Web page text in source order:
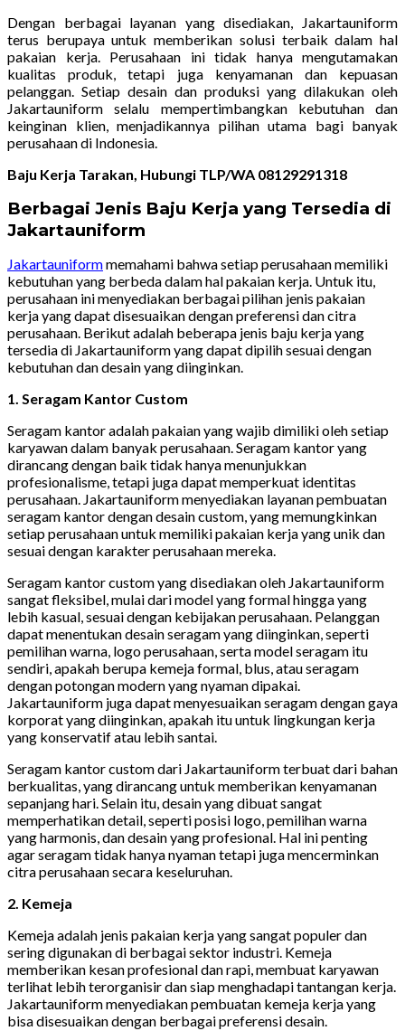
Dengan berbagai layanan yang disediakan, Jakartauniform
terus berupaya untuk memberikan solusi terbaik dalam hal
pakaian kerja. Perusahaan ini tidak hanya mengutamakan
kualitas produk, tetapi juga kenyamanan dan kepuasan
pelanggan. Setiap desain dan produksi yang dilakukan oleh
Jakartauniform selalu mempertimbangkan kebutuhan dan
keinginan klien, menjadikannya pilihan utama bagi banyak
perusahaan di Indonesia.
Baju Kerja Tarakan, Hubungi TLP/WA 08129291318
Berbagai Jenis Baju Kerja yang Tersedia di
Jakartauniform
Jakartauniformmemahami bahwa setiap perusahaan memiliki
kebutuhan yang berbeda dalam hal pakaian kerja. Untuk itu,
perusahaan ini menyediakan berbagai pilihan jenis pakaian
kerja yang dapat disesuaikan dengan preferensi dan citra
perusahaan. Berikut adalah beberapa jenis baju kerja yang
tersedia di Jakartauniform yang dapat dipilih sesuai dengan
kebutuhan dan desain yang diinginkan.
1. Seragam Kantor Custom
Seragam kantor adalah pakaian yang wajib dimiliki oleh setiap
karyawan dalam banyak perusahaan. Seragam kantor yang
dirancang dengan baik tidak hanya menunjukkan
profesionalisme, tetapi juga dapat memperkuat identitas
perusahaan. Jakartauniform menyediakan layanan pembuatan
seragam kantor dengan desain custom, yang memungkinkan
setiap perusahaan untuk memiliki pakaian kerja yang unik dan
sesuai dengan karakter perusahaan mereka.
Seragam kantor custom yang disediakan oleh Jakartauniform
sangat fleksibel, mulai dari model yang formal hingga yang
lebih kasual, sesuai dengan kebijakan perusahaan. Pelanggan
dapat menentukan desain seragam yang diinginkan, seperti
pemilihan warna, logo perusahaan, serta model seragam itu
sendiri, apakah berupa kemeja formal, blus, atau seragam
dengan potongan modern yang nyaman dipakai.
Jakartauniform juga dapat menyesuaikan seragam dengan gaya
korporat yang diinginkan, apakah itu untuk lingkungan kerja
yang konservatif atau lebih santai.
Seragam kantor custom dari Jakartauniform terbuat dari bahan
berkualitas, yang dirancang untuk memberikan kenyamanan
sepanjang hari. Selain itu, desain yang dibuat sangat
memperhatikan detail, seperti posisi logo, pemilihan warna
yang harmonis, dan desain yang profesional. Hal ini penting
agar seragam tidak hanya nyaman tetapi juga mencerminkan
citra perusahaan secara keseluruhan.
2. Kemeja
Kemeja adalah jenis pakaian kerja yang sangat populer dan
sering digunakan di berbagai sektor industri. Kemeja
memberikan kesan profesional dan rapi, membuat karyawan
terlihat lebih terorganisir dan siap menghadapi tantangan kerja.
Jakartauniform menyediakan pembuatan kemeja kerja yang
bisa disesuaikan dengan berbagai preferensi desain.